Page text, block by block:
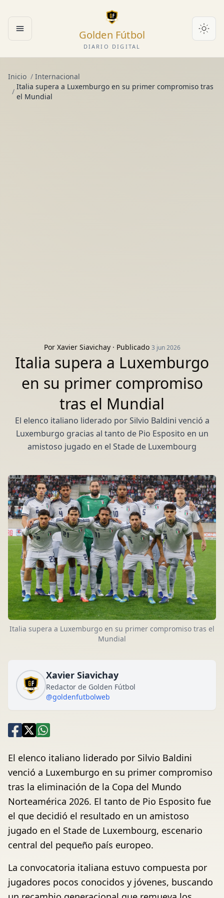
Abrir menú Golden Fútbol
DIARIO DIGITAL
Inicio / Internacional
/
Italia supera a Luxemburgo en su primer compromiso tras
el Mundial
Por Xavier Siavichay· Publicado 3 jun 2026
Italia supera a Luxemburgo
en su primer compromiso
tras el Mundial
El elenco italiano liderado por Silvio Baldini venció a
Luxemburgo gracias al tanto de Pio Esposito en un
amistoso jugado en el Stade de Luxembourg
Italia supera a Luxemburgo en su primer compromiso tras el
Mundial
Xavier Siavichay
Redactor de Golden Fútbol
@goldenfutbolweb
El elenco italiano liderado por Silvio Baldini
venció a Luxemburgo en su primer compromiso
tras la eliminación de la Copa del Mundo
Norteamérica 2026. El tanto de Pio Esposito fue
el que decidió el resultado en un amistoso
jugado en el Stade de Luxembourg, escenario
central del pequeño país europeo.
La convocatoria italiana estuvo compuesta por
jugadores pocos conocidos y jóvenes, buscando